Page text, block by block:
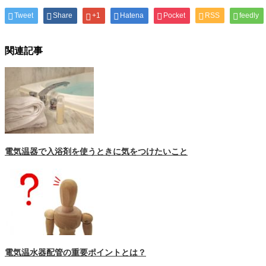
Tweet Share +1 Hatena Pocket RSS feedly
関連記事
電気温器で入浴剤を使うときに気をつけたいこと
電気温水器配管の重要ポイントとは？